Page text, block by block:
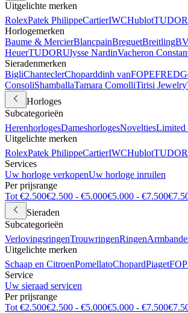
Uitgelichte merken
RolexPatek PhilippeCartierIWCHublotTUDOR
Horlogemerken
Baume & MercierBlancpainBreguetBreitling
HeuerTUDORUlysse NardinVacheron
Sieradenmerken
BigliChanteclerChoparddinh vanFOPEFRED
ConsoliShamballaTamara ComolliTirisi Jewelry
Horloges
Subcategorieën
HerenhorlogesDameshorlogesNoveltiesLimited
Uitgelichte merken
RolexPatek PhilippeCartierIWCHublotTUDOR
Services
Uw horloge verkopenUw horloge inruilen
Per prijsrange
Tot €2.500€2.500 - €5.000€5.000 - €7.500
Sieraden
Subcategorieën
VerlovingsringenTrouwringenRingen
Uitgelichte merken
Schaap en CitroenPomellatoChopardPiaget
Service
Uw sieraad servicen
Per prijsrange
Tot €2.500€2.500 - €5.000€5.000 - €7.500